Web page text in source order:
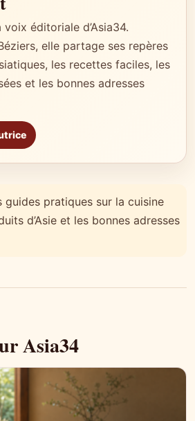
éditoriale d’Asia34.
elle partage ses repères
les recettes faciles, les
et les bonnes adresses
guides pratiques sur la cuisine
d’Asie et les bonnes adresses
Asia34